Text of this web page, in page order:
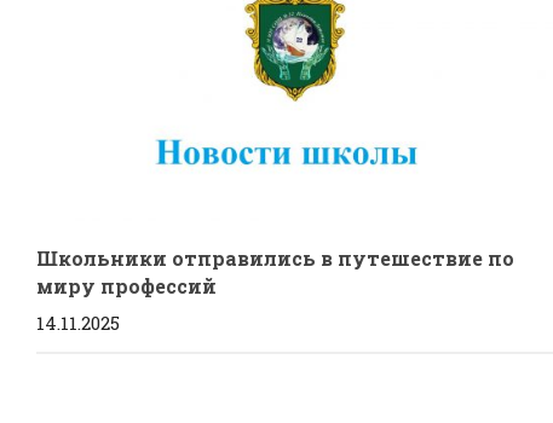
Школьники отправились в путешествие по
миру профессий
14.11.2025